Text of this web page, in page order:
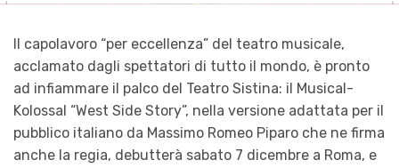
Il capolavoro “per eccellenza” del teatro musicale,
acclamato dagli spettatori di tutto il mondo, è pronto
ad infiammare il palco del Teatro Sistina: il Musical-
Kolossal “West Side Story”, nella versione adattata per il
pubblico italiano da Massimo Romeo Piparo che ne firma
anche la regia, debutterà sabato 7 dicembre a Roma, e